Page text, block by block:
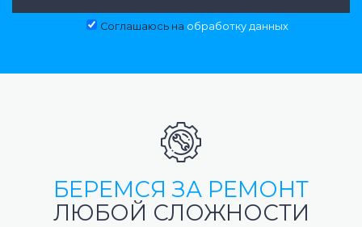
Соглашаюсь на обработку данных
БЕРЕМСЯ ЗА РЕМОНТ
ЛЮБОЙ СЛОЖНОСТИ